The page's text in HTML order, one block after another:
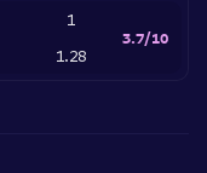
1
1.28
3.7/10